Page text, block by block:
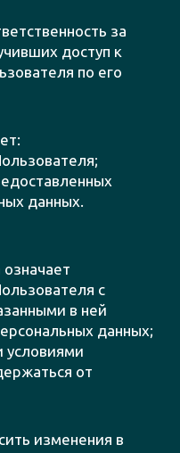
за
доступ к
по его
данных.
с
в ней
данных;
условиями
от
изменения в